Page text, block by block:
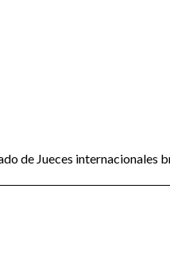
de Jueces internacionales